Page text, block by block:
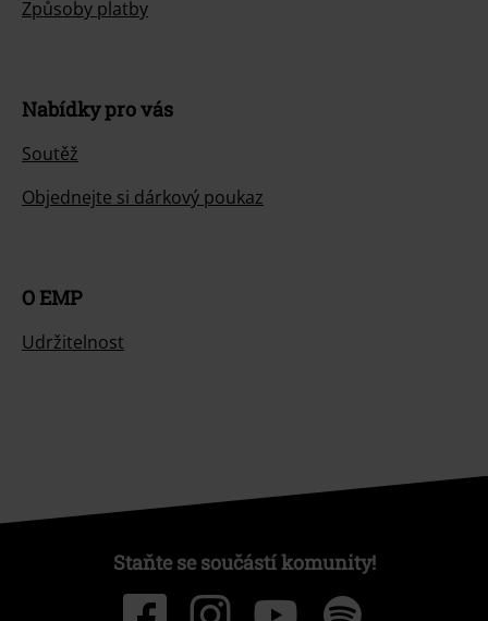
Způsoby platby
Nabídky pro vás
Soutěž
Objednejte si dárkový poukaz
O EMP
Udržitelnost
Staňte se součástí komunity!